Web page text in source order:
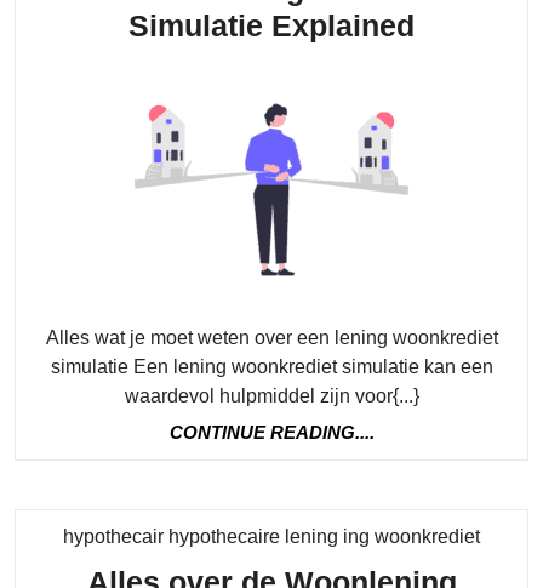
Simulatie Explained
Alles wat je moet weten over een lening woonkrediet
simulatie Een lening woonkrediet simulatie kan een
waardevol hulpmiddel zijn voor{...}
CONTINUE READING....
hypothecair hypothecaire lening ing woonkrediet